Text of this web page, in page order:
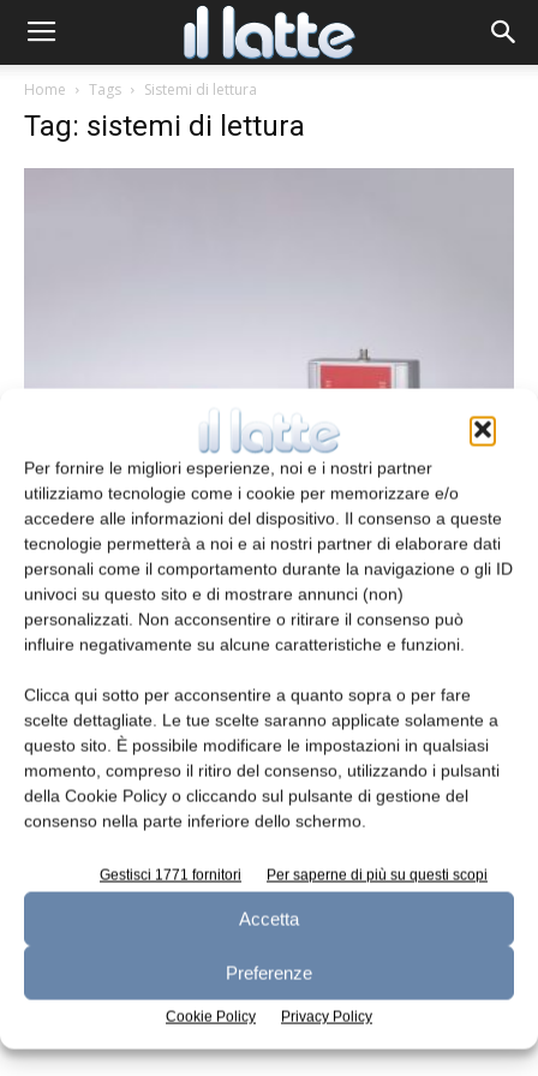
Per fornire le migliori esperienze, noi e i nostri partner
utilizziamo tecnologie come i cookie per memorizzare e/o
accedere alle informazioni del dispositivo. Il consenso a queste
tecnologie permetterà a noi e ai nostri partner di elaborare dati
personali come il comportamento durante la navigazione o gli ID
univoci su questo sito e di mostrare annunci (non)
personalizzati. Non acconsentire o ritirare il consenso può
influire negativamente su alcune caratteristiche e funzioni.
Clicca qui sotto per acconsentire a quanto sopra o per fare
scelte dettagliate. Le tue scelte saranno applicate solamente a
questo sito. È possibile modificare le impostazioni in qualsiasi
momento, compreso il ritiro del consenso, utilizzando i pulsanti
della Cookie Policy o cliccando sul pulsante di gestione del
consenso nella parte inferiore dello schermo.
Gestisci 1771 fornitori Per saperne di più su questi scopi
Accetta
Preferenze
Cookie Policy Privacy Policy
Home Tags Sistemi di lettura
Tag: sistemi di lettura
Sistemi di lettura con tecnologia RFiD
redazione 4 Novembre 2025
Leggi la rivista
n.6 - Giugno 2026 n.5 - Maggio 2026
Edicola Web